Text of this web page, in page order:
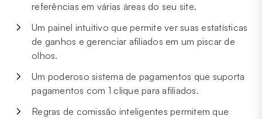
referências em várias áreas do seu site.
Um painel intuitivo que permite ver suas estatísticas
de ganhos e gerenciar afiliados em um piscar de
olhos.
Um poderoso sistema de pagamentos que suporta
pagamentos com 1 clique para afiliados.
Regras de comissão inteligentes permitem que